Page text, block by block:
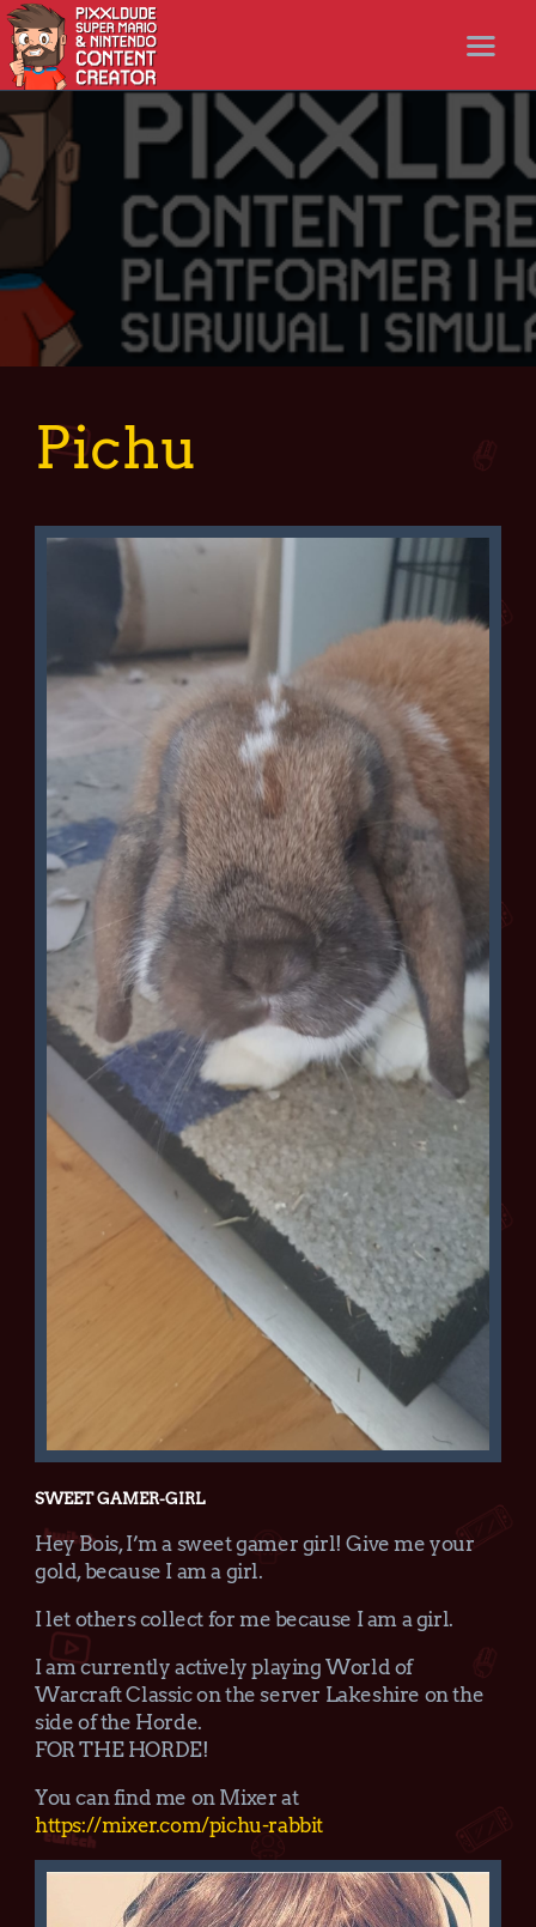
STARTSEITE
NEWS
STREAMS
LET’S PLAYS
NICER SHOP
FOLLOW ME
Pichu
SWEET GAMER-GIRL
Hey Bois, I’m a sweet gamer girl! Give me your
gold, because I am a girl.
I let others collect for me because I am a girl.
I am currently actively playing World of
Warcraft Classic on the server Lakeshire on the
side of the Horde.
FOR THE HORDE!
You can find me on Mixer at
https://mixer.com/pichu-rabbit